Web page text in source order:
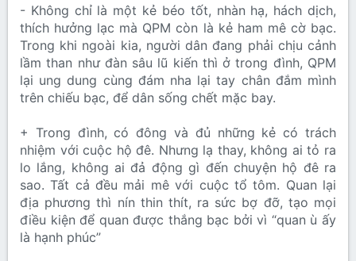
- Không chỉ là một kẻ béo tốt, nhàn hạ, hách dịch,
thích hưởng lạc mà QPM còn là kẻ ham mê cờ bạc.
Trong khi ngoài kia, người dân đang phải chịu cảnh
lầm than như đàn sâu lũ kiến thì ở trong đình, QPM
lại ung dung cùng đám nha lại tay chân đắm mình
trên chiếu bạc, để dân sống chết mặc bay.
+ Trong đình, có đông và đủ những kẻ có trách
nhiệm với cuộc hộ đê. Nhưng lạ thay, không ai tỏ ra
lo lắng, không ai đả động gì đến chuyện hộ đê ra
sao. Tất cả đều mải mê với cuộc tổ tôm. Quan lại
địa phương thì nín thin thít, ra sức bợ đỡ, tạo mọi
điều kiện để quan được thắng bạc bởi vì “quan ù ấy
là hạnh phúc”